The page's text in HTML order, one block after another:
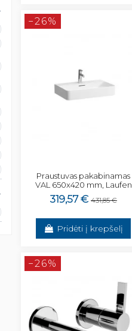
−26%
Praustuvas pakabinamas
VAL 650x420 mm, Laufen
319,57 € 431,85 €
Pridėti į krepšelį
−26%